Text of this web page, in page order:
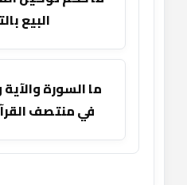
البيع
ما السورة
في منتصف